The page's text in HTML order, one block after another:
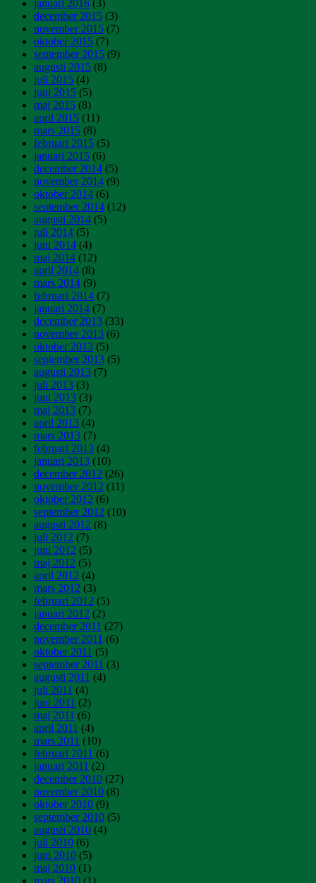
januari 2016 (3)
december 2015 (3)
november 2015 (7)
oktober 2015 (7)
september 2015 (9)
augusti 2015 (8)
juli 2015 (4)
juni 2015 (5)
maj 2015 (8)
april 2015 (11)
mars 2015 (8)
februari 2015 (5)
januari 2015 (6)
december 2014 (5)
november 2014 (9)
oktober 2014 (6)
september 2014 (12)
augusti 2014 (5)
juli 2014 (5)
juni 2014 (4)
maj 2014 (12)
april 2014 (8)
mars 2014 (9)
februari 2014 (7)
januari 2014 (7)
december 2013 (33)
november 2013 (6)
oktober 2013 (5)
september 2013 (5)
augusti 2013 (7)
juli 2013 (3)
juni 2013 (3)
maj 2013 (7)
april 2013 (4)
mars 2013 (7)
februari 2013 (4)
januari 2013 (10)
december 2012 (26)
november 2012 (11)
oktober 2012 (6)
september 2012 (10)
augusti 2012 (8)
juli 2012 (7)
juni 2012 (5)
maj 2012 (5)
april 2012 (4)
mars 2012 (3)
februari 2012 (5)
januari 2012 (2)
december 2011 (27)
november 2011 (6)
oktober 2011 (5)
september 2011 (3)
augusti 2011 (4)
juli 2011 (4)
juni 2011 (2)
maj 2011 (6)
april 2011 (4)
mars 2011 (10)
februari 2011 (6)
januari 2011 (2)
december 2010 (27)
november 2010 (8)
oktober 2010 (9)
september 2010 (5)
augusti 2010 (4)
juli 2010 (6)
juni 2010 (5)
maj 2010 (1)
mars 2010 (1)